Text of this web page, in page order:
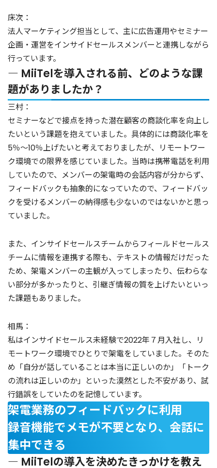
床次：
法人マーケティング担当として、主に広告運用やセミナー
企画・運営をインサイドセールスメンバーと連携しながら
行っています。
― MiiTelを導入される前、どのような課
題がありましたか？
三村：
セミナーなどで接点を持った潜在顧客の商談化率を向上し
たいという課題を抱えていました。具体的には商談化率を
5％〜10％上げたいと考えておりましたが、リモートワー
ク環境での限界を感じていました。当時は携帯電話を利用
していたので、メンバーの架電時の会話内容が分からず、
フィードバックも抽象的になっていたので、フィードバッ
クを受けるメンバーの納得感も少ないのではないかと思っ
ていました。
また、インサイドセールスチームからフィールドセールス
チームに情報を連携する際も、テキストの情報だけだった
ため、架電メンバーの主観が入ってしまったり、伝わらな
い部分が多かったりと、引継ぎ情報の質を上げたいといっ
た課題もありました。
相馬：
私はインサイドセールス未経験で2022年７月入社し、リ
モートワーク環境でひとりで架電をしていました。そのた
め「自分が話していることは本当に正しいのか」「トーク
の流れは正しいのか」といった漠然とした不安があり、試
行錯誤をしていたのを記憶しています。
架電業務のフィードバックに利用
録音機能でメモが不要となり、会話に
集中できる
― MiiTelの導入を決めたきっかけを教え